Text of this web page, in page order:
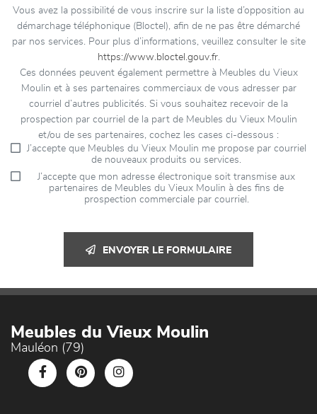
Vous avez la possibilité de vous inscrire sur la liste d’opposition au
démarchage téléphonique (Bloctel), afin de ne pas être démarché
par nos services. Pour plus d’informations, veuillez consulter le site
https://www.bloctel.gouv.fr.
Ces données peuvent également permettre à Meubles du Vieux
Moulin et à ses partenaires commerciaux de vous adresser par
courriel d’autres publicités. Si vous souhaitez recevoir de la
prospection par courriel de la part de Meubles du Vieux Moulin
et/ou de ses partenaires, cochez les cases ci-dessous :
J’accepte que Meubles du Vieux Moulin me propose par courriel
de nouveaux produits ou services.
J’accepte que mon adresse électronique soit transmise aux
partenaires de Meubles du Vieux Moulin à des fins de
prospection commerciale par courriel.
ENVOYER LE FORMULAIRE
Meubles du Vieux Moulin
Mauléon (79)